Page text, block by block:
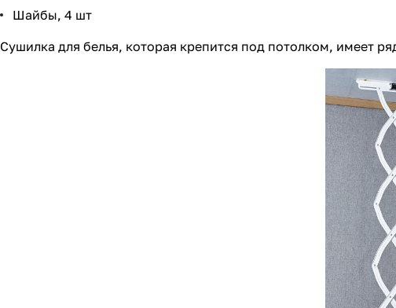
Шайбы, 4 шт
Сушилка для белья, которая крепится под потолком, имеет